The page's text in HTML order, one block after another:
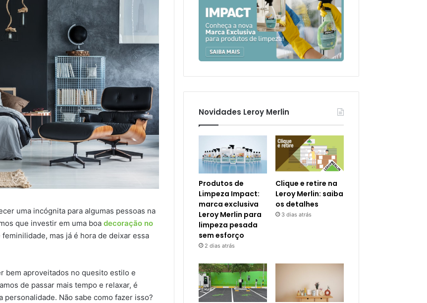
uma incógnita para algumas pessoas na
que investir em uma boa decoração no
mas já é hora de deixar essa
bem aproveitados no quesito estilo e
de passar mais tempo e relaxar, é
Não sabe como fazer isso?
Novidades Leroy Merlin
Produtos de
Limpeza Impact:
marca exclusiva
Leroy Merlin para
limpeza pesada
sem esforço
2 dias atrás
Clique e retire na
Leroy Merlin: saiba
os detalhes
3 dias atrás